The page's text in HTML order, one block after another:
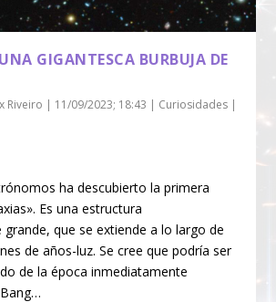
GIGANTESCA BURBUJA DE
Riveiro | 11/09/2023; 18:43 | Curiosidades |
ha descubierto la primera
Es una estructura
que se extiende a lo largo de
de años-luz. Se cree que podría ser
de la época inmediatamente